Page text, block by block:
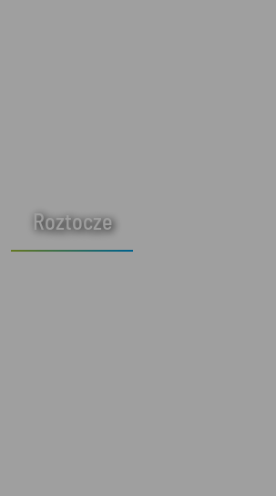
Roztocze